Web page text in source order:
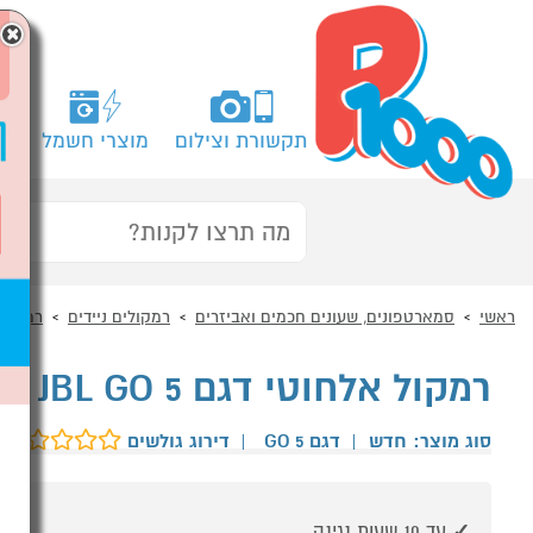
תקשורת וצילום מוצרי חשמל
ראשי סמארטפונים, שעונים חכמים ואביזרים רמקולים ניידים
רמקול אלחוטי דגם JBL GO 5 אדום
סוג מוצר: חדש | דגם GO 5 | דירוג גולשים
×